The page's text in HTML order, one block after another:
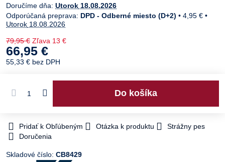
Doručíme dňa: Utorok 18.08.2026
DPD - Odberné miesto (D+2) • 4,95 € •
Utorok 18.08.2026
79,95 € Zľava 13 €
66,95 €
55,33 € bez DPH
Do košíka
Pridať k Obľúbeným Otázka k produktu
Strážny pes
Doručenia
Skladové číslo: CB8429